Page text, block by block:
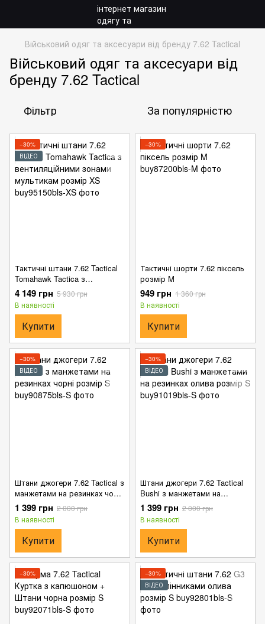
Військовий одяг та аксесуари від бренду 7.62 Tactical
Військовий одяг та аксесуари від
бренду 7.62 Tactical
Фільтр За популярністю
−30%
ВІДЕО
Тактичні штани 7.62 Tactical
Tomahawk Tactica з
вентиляційними зонами
мультикам розмір XS
4 149 грн 5 930 грн
В наявності
Купити
−30%
Тактичні шорти 7.62 піксель
розмір M
949 грн 1 360 грн
В наявності
Купити
−30%
ВІДЕО
Штани джогери 7.62 Tactical з
манжетами на резинках чорні
розмір S
1 399 грн 2 000 грн
В наявності
Купити
−30%
ВІДЕО
Штани джогери 7.62 Tactical
Bushi з манжетами на
резинках олива розмір S
1 399 грн 2 000 грн
В наявності
Купити
−30%
−30%
ВІДЕО